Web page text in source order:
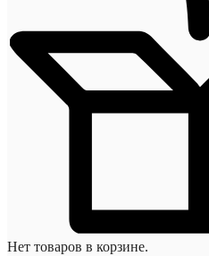
Нет товаров в корзине.